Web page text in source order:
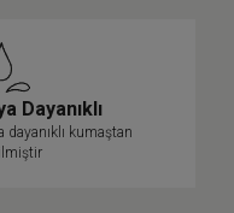
Dayanıklı
dayanıklı kumaştan